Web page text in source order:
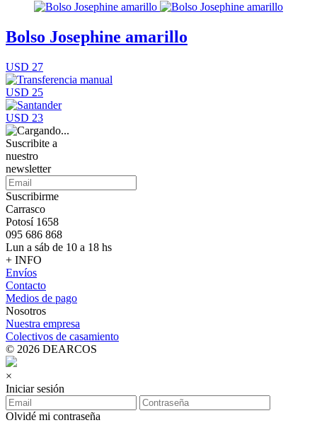
Bolso Josephine amarillo
USD 27
USD 25
USD 23
Suscribite a
nuestro
newsletter
Suscribirme
Carrasco
Potosí 1658
095 686 868
Lun a sáb de 10 a 18 hs
+ INFO
Envíos
Contacto
Medios de pago
Nosotros
Nuestra empresa
Colectivos de casamiento
© 2026 DEARCOS
×
Iniciar sesión
Olvidé mi contraseña